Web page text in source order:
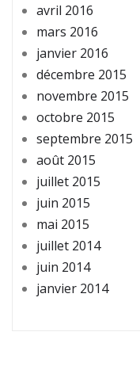
avril 2016
mars 2016
janvier 2016
décembre 2015
novembre 2015
octobre 2015
septembre 2015
août 2015
juillet 2015
juin 2015
mai 2015
juillet 2014
juin 2014
janvier 2014